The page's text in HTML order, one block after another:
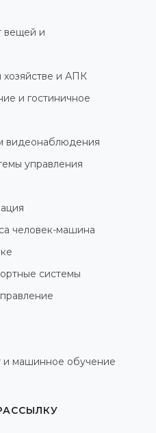
вещей и
хозяйстве и АПК
и гостиничное
видеонаблюдения
управления
человек-машина
системы
и машинное обучение